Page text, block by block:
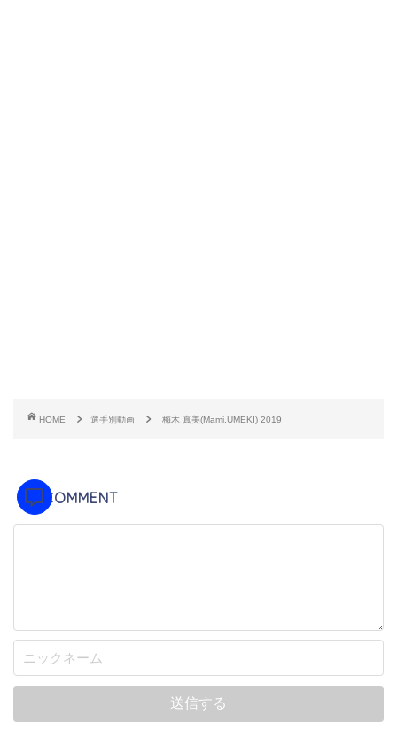
HOME 選手別動画 梅木 真美(Mami.UMEKI) 2019
COMMENT